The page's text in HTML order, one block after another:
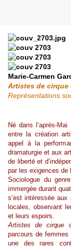
Marie-Carmen
Artistes de cirque
Représentations
Né dans l’après-
entre la création
appel à la
dramaturgie et aux
de liberté et
par les exigences de
Sociologue du
immergée durant
s’est intéressée
locales, observant
et leurs espoirs.
Artistes de cirque
parcours de femmes
une des rares